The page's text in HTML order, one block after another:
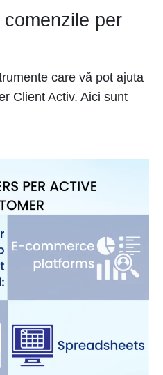
per
care vă pot ajuta
Client Activ. Aici sunt